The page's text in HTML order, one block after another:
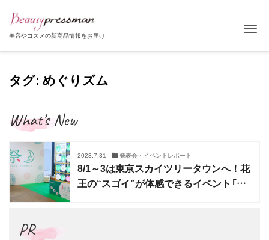
美容やコスメの新商品情報をお届け
タグ: めぐりズム
What’s New
2023.7.31 発表会・イベントレポート
8/1～3は東京スカイツリータウンへ！花
王の“スゴイ”が体感できるイベント「月
PR